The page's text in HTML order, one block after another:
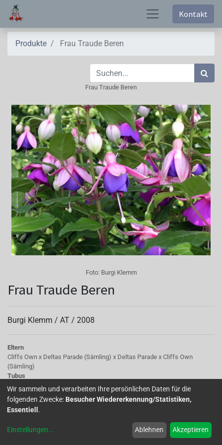
Kontakt
Produkte Frau Traude Beren
Frau Traude Beren
Foto: Burgi Klemm
Frau Traude Beren
Burgi Klemm / AT / 2008
Eltern
Cliffs Own x Deltas Parade (Sämling) x Deltas Parade x Cliffs Own
(Sämling)
Tubus
hellrot
Sepalen
hellrot, waagrecht abstehend
Korolle/Petalen
Staubgefäße
Wir sammeln und verarbeiten Ihre persönlichen Daten für die
folgenden Zwecke: Besucher Wiedererkennung/Statistiken,
Essentiell .
Einstellungen... Ablehnen Akzeptieren